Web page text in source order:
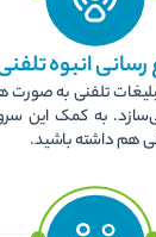
رسانی انبوه
تلفنی به صورت
به کمک این
هم داشته باشید.